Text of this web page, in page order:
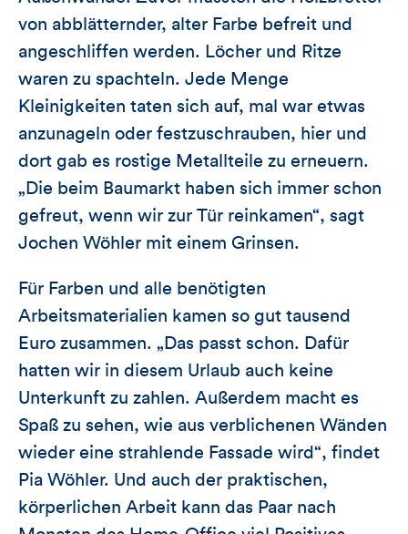
von abblätternder, alter Farbe befreit und
angeschliffen werden. Löcher und Ritze
waren zu spachteln. Jede Menge
Kleinigkeiten taten sich auf, mal war etwas
anzunageln oder festzuschrauben, hier und
dort gab es rostige Metallteile zu erneuern.
„Die beim Baumarkt haben sich immer schon
gefreut, wenn wir zur Tür reinkamen“, sagt
Jochen Wöhler mit einem Grinsen.
Für Farben und alle benötigten
Arbeitsmaterialien kamen so gut tausend
Euro zusammen. „Das passt schon. Dafür
hatten wir in diesem Urlaub auch keine
Unterkunft zu zahlen. Außerdem macht es
Spaß zu sehen, wie aus verblichenen Wänden
wieder eine strahlende Fassade wird“, findet
Pia Wöhler. Und auch der praktischen,
körperlichen Arbeit kann das Paar nach